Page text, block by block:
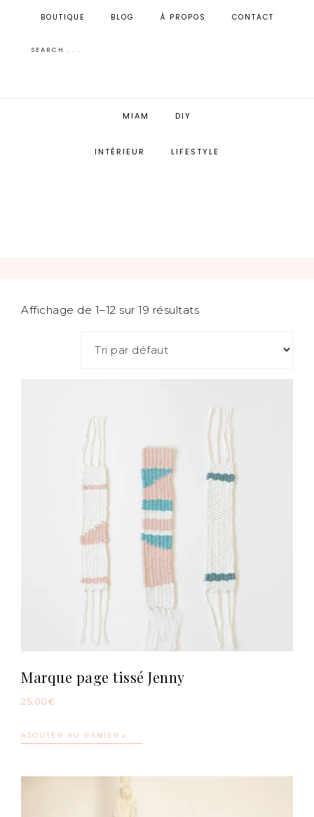
BOUTIQUE BLOG À PROPOS CONTACT
MIAM DIY
INTÉRIEUR LIFESTYLE
Affichage de 1–12 sur 19 résultats
Marque page tissé Jenny
25,00 €
AJOUTER AU PANIER